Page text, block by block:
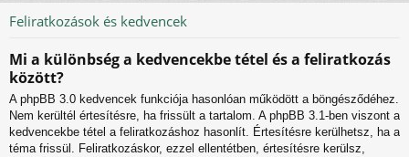
Feliratkozások és kedvencek
Mi a különbség a kedvencekbe tétel és a feliratkozás
között?
A phpBB 3.0 kedvencek funkciója hasonlóan működött a böngésződéhez.
Nem kerültél értesítésre, ha frissült a tartalom. A phpBB 3.1-ben viszont a
kedvencekbe tétel a feliratkozáshoz hasonlít. Értesítésre kerülhetsz, ha a
téma frissül. Feliratkozáskor, ezzel ellentétben, értesítésre kerülsz,